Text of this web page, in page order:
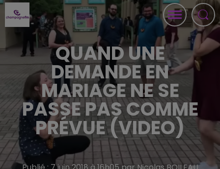
QUAND UNE
DEMANDE EN
MARIAGE NE SE
PASSE PAS COMME
PRÉVUE (VIDEO)